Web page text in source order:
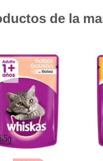
de la